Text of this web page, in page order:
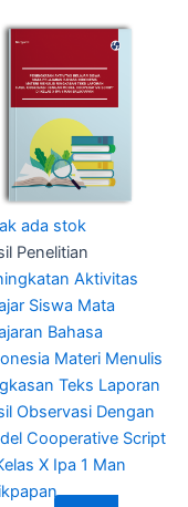
ada stok
Penelitian
Aktivitas
Siswa Mata
Bahasa
Materi Menulis
Teks Laporan
Observasi Dengan
Cooperative Script
X Ipa 1 Man